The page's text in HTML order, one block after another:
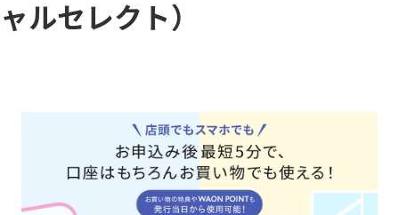
ャルセレクト）